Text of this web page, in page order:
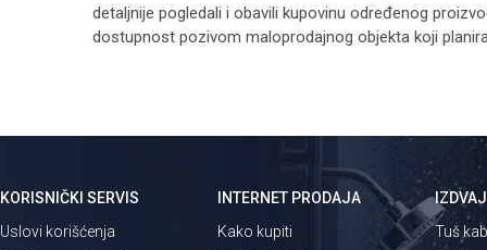
detaljnije pogledali i obavili kupovinu određenog
dostupnost pozivom maloprodajnog objekta koji
KORISNIČKI SERVIS
Uslovi korišćenja
INTERNET PRODAJA
Kako kupiti
Tuš